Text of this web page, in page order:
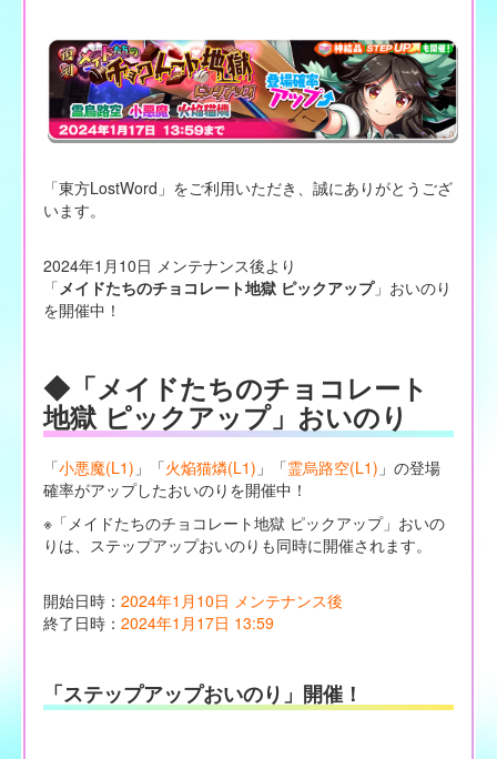
「東方LostWord」をご利用いただき、誠にありがとうござ
います。
2024年1月10日 メンテナンス後より
「 メイドたちのチョコレート地獄 ピックアップ」おいのり
を開催中！
◆「メイドたちのチョコレート
地獄 ピックアップ」おいのり
「小悪魔(L1) 」「火焔猫燐(L1) 」「霊烏路空(L1) 」の登場
確率がアップしたおいのりを開催中！
※「メイドたちのチョコレート地獄 ピックアップ」おいの
りは、ステップアップおいのりも同時に開催されます。
開始日時： 2024年1月10日 メンテナンス後
終了日時： 2024年1月17日 13:59
「ステップアップおいのり」開催！